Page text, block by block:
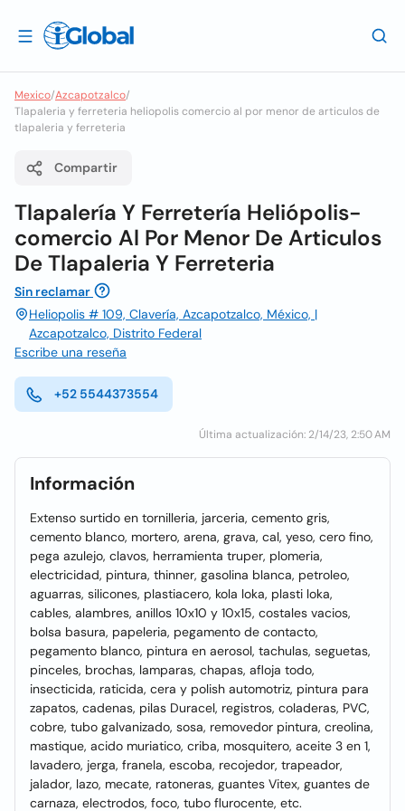
Mexico/Azcapotzalco/
Tlapaleria y ferreteria heliopolis comercio al por menor de articulos de
tlapaleria y ferreteria
Compartir
Tlapalería Y Ferretería Heliópolis-
comercio Al Por Menor De Articulos
De Tlapaleria Y Ferreteria
Sin reclamar
Heliopolis # 109, Clavería, Azcapotzalco, México, |
Azcapotzalco, Distrito Federal
Escribe una reseña
+52 5544373554
Última actualización: 2/14/23, 2:50 AM
Información
Extenso surtido en tornilleria, jarceria, cemento gris,
cemento blanco, mortero, arena, grava, cal, yeso, cero fino,
pega azulejo, clavos, herramienta truper, plomeria,
electricidad, pintura, thinner, gasolina blanca, petroleo,
aguarras, silicones, plastiacero, kola loka, plasti loka,
cables, alambres, anillos 10x10 y 10x15, costales vacios,
bolsa basura, papeleria, pegamento de contacto,
pegamento blanco, pintura en aerosol, tachulas, seguetas,
pinceles, brochas, lamparas, chapas, afloja todo,
insecticida, raticida, cera y polish automotriz, pintura para
zapatos, cadenas, pilas Duracel, registros, coladeras, PVC,
cobre, tubo galvanizado, sosa, removedor pintura, creolina,
mastique, acido muriatico, criba, mosquitero, aceite 3 en 1,
lavadero, jerga, franela, escoba, recojedor, trapeador,
jalador, lazo, mecate, ratoneras, guantes Vitex, guantes de
carnaza, electrodos, foco, tubo flurocente, etc.